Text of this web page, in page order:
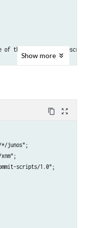
of the remote host</
Show more
content_copy zoom_out_map
junos";
scripts/1.0";